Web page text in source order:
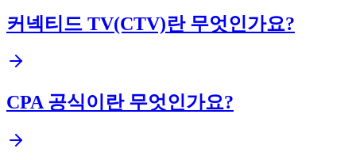
커넥티드 TV(CTV)란 무엇인가요?
CPA 공식이란 무엇인가요?